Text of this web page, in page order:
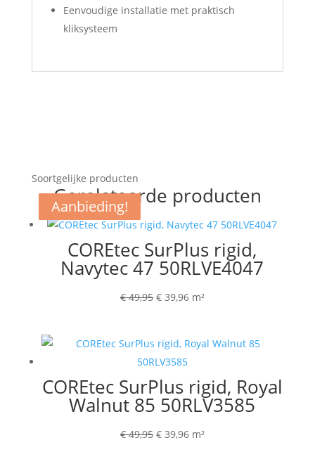
Eenvoudige installatie met praktisch
kliksysteem
Soortgelijke producten
Gerelateerde producten
Aanbieding!
COREtec SurPlus rigid,
Navytec 47 50RLVE4047
€49,95 Oorspronkelijke
€ 49,95.
€39,96Huidige
€ 39,96.
m²
Aanbieding!
COREtec SurPlus rigid, Royal
Walnut 85 50RLV3585
€49,95 Oorspronkelijke
€39,96Huidige
m²
Aanbieding!
Aanbieding!
Aanbieding!